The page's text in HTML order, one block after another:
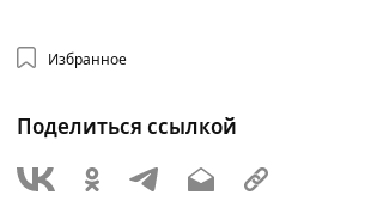
Избранное
Поделиться ссылкой